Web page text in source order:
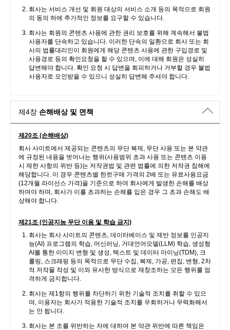
회사는 서비스 개선 및 회원 대상의 서비스 소개 등의 목적으로 회원
의 동의 하에 추가적인 정보를 요구할 수 있습니다.
회사는 회원의 콘텐츠 사용에 관한 권리 보호를 위해 계속해서 불법
사용자를 단속하고 있습니다. 이러한 단속의 일환으로 회사 또는 회
사의 법률대리인이 회원에게 해당 콘텐츠 사용에 관한 구입경로 및
사용경로 등의 확인요청을 할 수 있으며, 이에 대해 회원은 성실히
답변해야 합니다. 확인 요청 시 답변을 회피하거나 거부할 경우 불법
사용자로 오인받을 수 있으니 성실히 답변해 주셔야 합니다.
제4장 손해배상 및 면책
제20조 (손해배상)
회사 사이트에서 제공되는 콘텐츠의 무단 복제, 무단 사용 또는 본 약관
에 규정된 내용을 벗어나는 행위(사용범위 초과 사용 또는 콘텐츠 이용
시 제한 사항의 위반 등)는 저작권법 및 관련 법률에 의한 저작권 침해에
해당합니다. 이 경우 콘텐츠별 한컷구매 가격의 2배 또는 유료사용요금
(12개월 라이선스 가격)을 기준으로 하여 회사에게 발생한 손해를 배상
하여야 하며, 회사가 이를 초과하는 손해를 입은 경우 그 초과 손해도 배
상해야 합니다.
제21조 (인공지능 무단 이용 및 학습 금지)
회사는 회사 사이트의 콘텐츠, 데이터베이스 및 제반 정보를 인공지
능(AI) 프로그램의 학습, 머신러닝, 거대언어모델(LLM) 학습, 생성형
AI를 통한 이미지 변형 및 생성, 텍스트 및 데이터 마이닝(TDM), 크
롤링, 스크래핑 등의 목적으로 무단 수집, 복제, 가공, 편집, 변형, 2차
적 저작물 작성 및 이와 유사한 방식으로 재창조하는 모든 행위를 엄
격하게 금지합니다.
회사는 제1항의 행위를 차단하기 위한 기술적 조치를 취할 수 있으
며, 이용자는 회사가 적용한 기술적 조치를 우회하거나 무력화해서
는 안 됩니다.
회사는 본 조를 위반하는 자에 대하여 본 약관 위반에 따른 책임은